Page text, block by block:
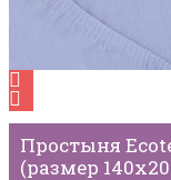
Простыня
(размер